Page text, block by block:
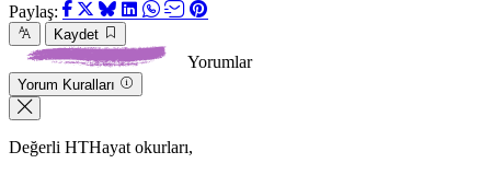
Paylaş:
Kaydet
Yorumlar
Yorum Kuralları
Değerli HTHayat okurları,